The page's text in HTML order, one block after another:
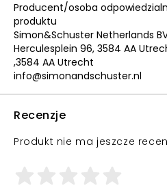
Producent/osoba
produktu
Simon&Schuster Netherlands
Herculesplein 96, 3584 AA
,3584 AA Utrecht
info@simonandschuster.nl
Recenzje
Produkt nie ma jeszcze